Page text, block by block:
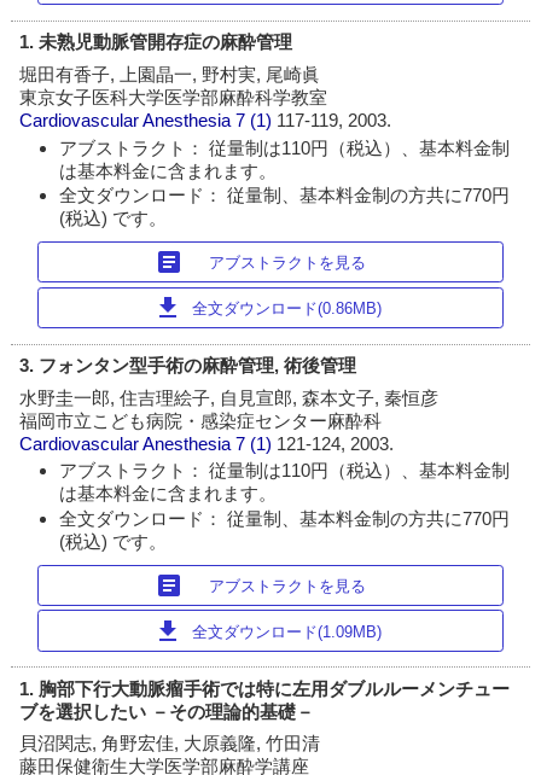
1. 未熟児動脈管開存症の麻酔管理
堀田有香子, 上園晶一, 野村実, 尾崎眞
東京女子医科大学医学部麻酔科学教室
Cardiovascular Anesthesia 7 (1) 117-119, 2003.
アブストラクト： 従量制は110円（税込）、基本料金制
は基本料金に含まれます。
全文ダウンロード： 従量制、基本料金制の方共に770円
(税込) です。
article アブストラクトを見る
download 全文ダウンロード(0.86MB)
3. フォンタン型手術の麻酔管理, 術後管理
水野圭一郎, 住吉理絵子, 自見宣郎, 森本文子, 秦恒彦
福岡市立こども病院・感染症センター麻酔科
Cardiovascular Anesthesia 7 (1) 121-124, 2003.
アブストラクト： 従量制は110円（税込）、基本料金制
は基本料金に含まれます。
全文ダウンロード： 従量制、基本料金制の方共に770円
(税込) です。
article アブストラクトを見る
download 全文ダウンロード(1.09MB)
1. 胸部下行大動脈瘤手術では特に左用ダブルルーメンチュー
ブを選択したい －その理論的基礎－
貝沼関志, 角野宏佳, 大原義隆, 竹田清
藤田保健衛生大学医学部麻酔学講座